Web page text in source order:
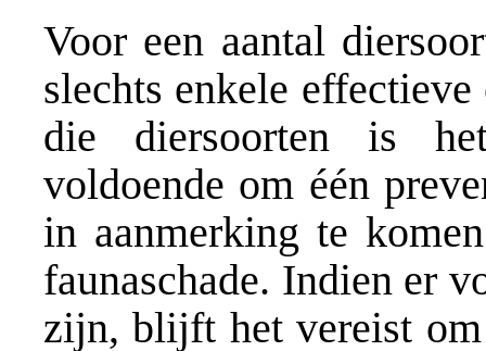
Voor een aantal
slechts enkele
die diersoorten is
voldoende om één
in aanmerking te
faunaschade. Indien er
zijn, blijft het vereist om